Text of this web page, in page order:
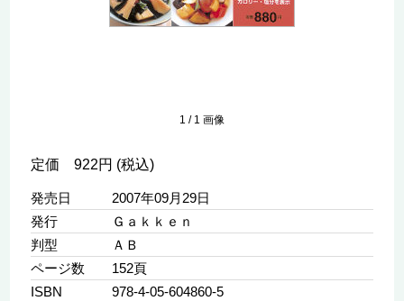
1 / 1 画像
定価 922円 (税込)
発売日
2007年09月29日
発行
Ｇａｋｋｅｎ
判型
ＡＢ
ページ数
152頁
ISBN
978-4-05-604860-5